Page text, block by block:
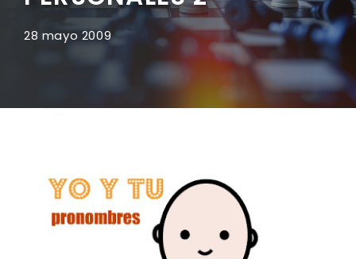
28 mayo 2009